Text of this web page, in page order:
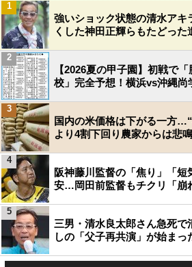
強いショック状態の清水ア
くした神田正輝らもたどった
1
【2026夏の甲子園】初戦で
校」完全予想！横浜vs沖縄
2
国内の米価格は下がる一方
より4割下回り農家からは悲
3
阪神藤川監督の「焦り」「
安…岡田前監督もチクリ「崩
4
三男・清水良太郎さん急死
しの「父子再共演」が始まっ
5